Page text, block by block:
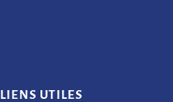
LIENS UTILES